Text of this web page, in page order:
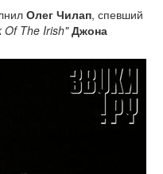
Олег Чилап, спевший
Of The Irish" Джона